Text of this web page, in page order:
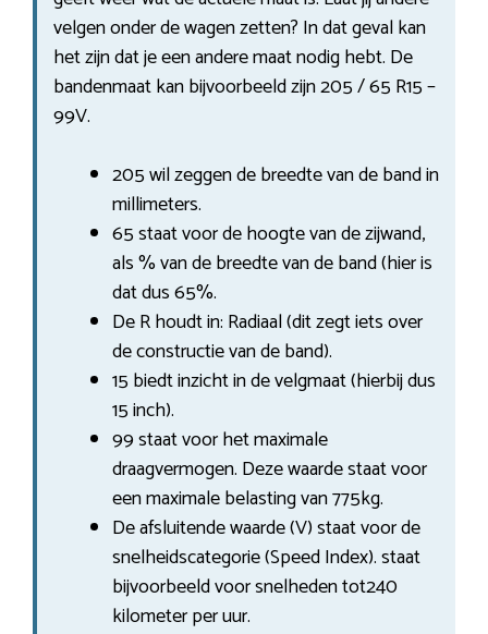
velgen onder de wagen zetten? In dat geval kan
het zijn dat je een andere maat nodig hebt. De
bandenmaat kan bijvoorbeeld zijn 205 / 65 R15 –
99V.
205 wil zeggen de breedte van de band in
millimeters.
65 staat voor de hoogte van de zijwand,
als % van de breedte van de band (hier is
dat dus 65%.
De R houdt in: Radiaal (dit zegt iets over
de constructie van de band).
15 biedt inzicht in de velgmaat (hierbij dus
15 inch).
99 staat voor het maximale
draagvermogen. Deze waarde staat voor
een maximale belasting van 775kg.
De afsluitende waarde (V) staat voor de
snelheidscategorie (Speed Index). staat
bijvoorbeeld voor snelheden tot240
kilometer per uur.